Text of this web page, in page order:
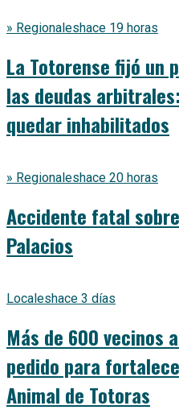
» Regionaleshace 19 horas
La Totorense fijó un
las deudas
quedar inhabilitados
» Regionaleshace 20 horas
Accidente fatal
Palacios
Localeshace 3 días
Más de 600 vecinos
pedido para
Animal de Totoras